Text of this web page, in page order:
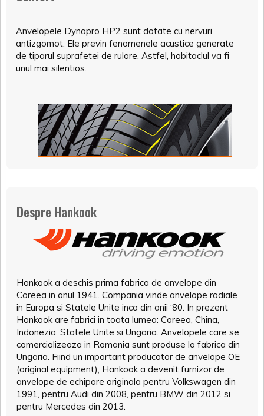
Anvelopele Dynapro HP2 sunt dotate cu nervuri
antizgomot. Ele previn fenomenele acustice generate
de tiparul suprafetei de rulare. Astfel, habitaclul va fi
unul mai silentios.
Despre Hankook
Hankook a deschis prima fabrica de anvelope din
Coreea in anul 1941. Compania vinde anvelope radiale
in Europa si Statele Unite inca din anii ‘80. In prezent
Hankook are fabrici in toata lumea: Coreea, China,
Indonezia, Statele Unite si Ungaria. Anvelopele care se
comercializeaza in Romania sunt produse la fabrica din
Ungaria. Fiind un important producator de anvelope OE
(original equipment), Hankook a devenit furnizor de
anvelope de echipare originala pentru Volkswagen din
1991, pentru Audi din 2008, pentru BMW din 2012 si
pentru Mercedes din 2013.